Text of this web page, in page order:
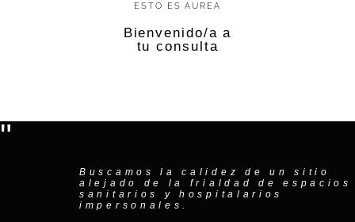
ESTO ES AUREA
Bienvenido/a a
tu consulta
"
Buscamos la calidez de un sitio
alejado de la frialdad de espacios
sanitarios y hospitalarios
impersonales.